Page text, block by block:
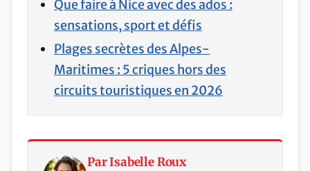
Que faire à Nice avec des ados :
sensations, sport et défis
Plages secrètes des Alpes-
Maritimes : 5 criques hors des
circuits touristiques en 2026
Par Isabelle Roux